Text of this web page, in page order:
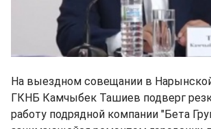
На выездном совещании в
ГКНБ Камчыбек Ташиев подверг
работу подрядной компании "Бета